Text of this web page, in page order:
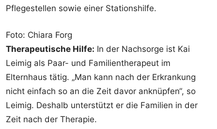
Pflegestellen sowie einer Stationshilfe.
Foto: Chiara Forg
Therapeutische Hilfe: In der Nachsorge ist Kai
Leimig als Paar- und Familientherapeut im
Elternhaus tätig. „Man kann nach der Erkrankung
nicht einfach so an die Zeit davor anknüpfen“, so
Leimig. Deshalb unterstützt er die Familien in der
Zeit nach der Therapie.